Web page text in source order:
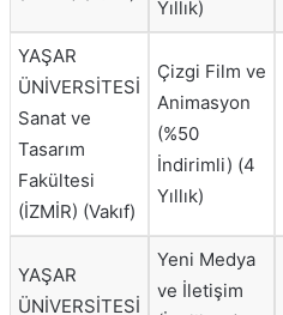
Yıllık)
YAŞAR
ÜNİVERSİTESİ
Sanat ve
Tasarım
Fakültesi
(İZMİR) (Vakıf)
Çizgi Film ve
Animasyon
(%50
İndirimli) (4
Yıllık)
YAŞAR
ÜNİVERSİTESİ
Yeni Medya
ve İletişim